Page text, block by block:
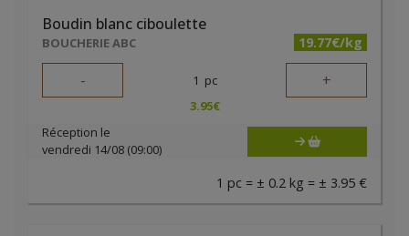
Boudin blanc ciboulette
BOUCHERIE ABC 19.77€/kg
- 1 pc +
3.95€
Réception le
vendredi 14/08 (09:00)
1 pc = ± 0.2 kg = ± 3.95 €